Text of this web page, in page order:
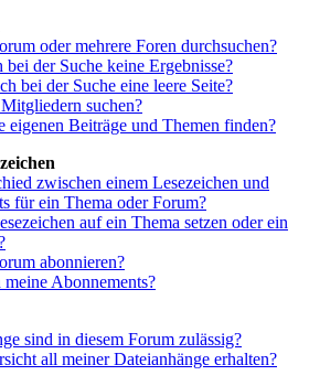
oder mehrere Foren durchsuchen?
bei der Suche keine Ergebnisse?
bei der Suche eine leere Seite?
suchen?
eigenen Beiträge und Themen finden?
zwischen einem Lesezeichen und
für ein Thema oder Forum?
auf ein Thema setzen oder ein
abonnieren?
Abonnements?
sind in diesem Forum zulässig?
all meiner Dateianhänge erhalten?